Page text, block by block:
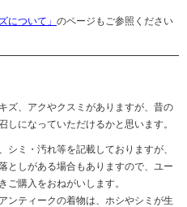
について」 のページもご参照ください
ズ、アクやクスミがありますが、昔の
しになっていただけるかと思います。
シミ・汚れ等を記載しておりますが、
としがある場合もありますので、ユー
ご購入をおねがいします。
ンティークの着物は、ホシやシミが生